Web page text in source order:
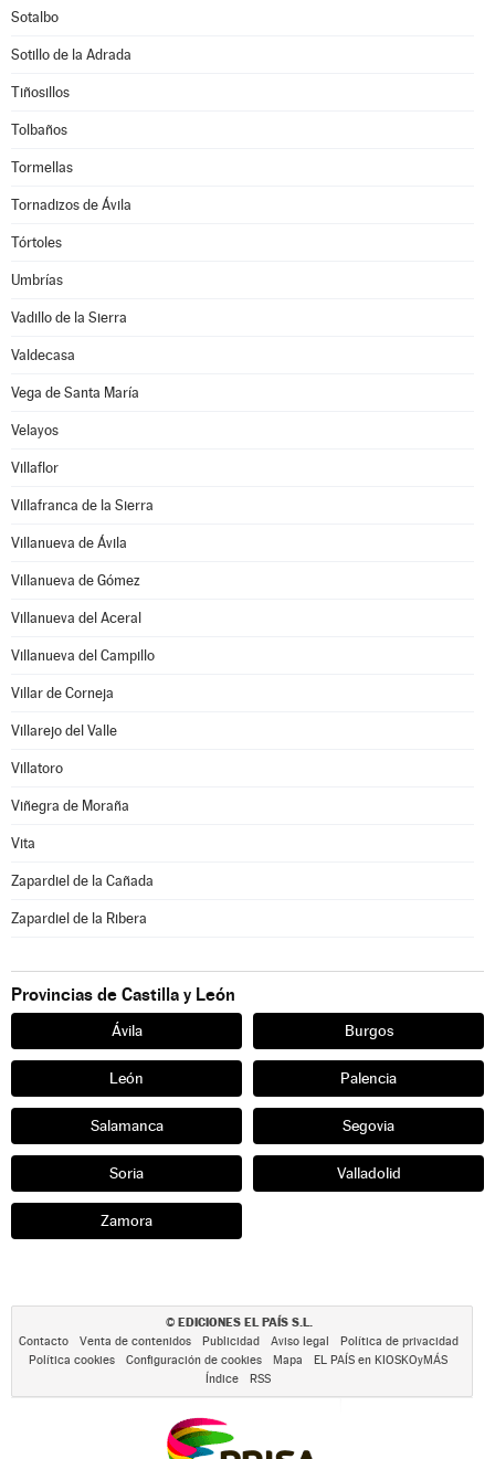
Sotalbo
Sotillo de la Adrada
Tiñosillos
Tolbaños
Tormellas
Tornadizos de Ávila
Tórtoles
Umbrías
Vadillo de la Sierra
Valdecasa
Vega de Santa María
Velayos
Villaflor
Villafranca de la Sierra
Villanueva de Ávila
Villanueva de Gómez
Villanueva del Aceral
Villanueva del Campillo
Villar de Corneja
Villarejo del Valle
Villatoro
Viñegra de Moraña
Vita
Zapardiel de la Cañada
Zapardiel de la Ribera
Provincias de Castilla y León
Ávila Burgos
León Palencia
Salamanca Segovia
Soria Valladolid
Zamora
© EDICIONES EL PAÍS S.L.
Contacto Venta de contenidos Publicidad Aviso legal
Política de privacidad
Política cookies
Configuración de cookies Mapa
EL PAÍS en KIOSKOyMÁS
Índice
RSS